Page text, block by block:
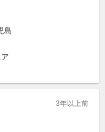
島
3年以上前